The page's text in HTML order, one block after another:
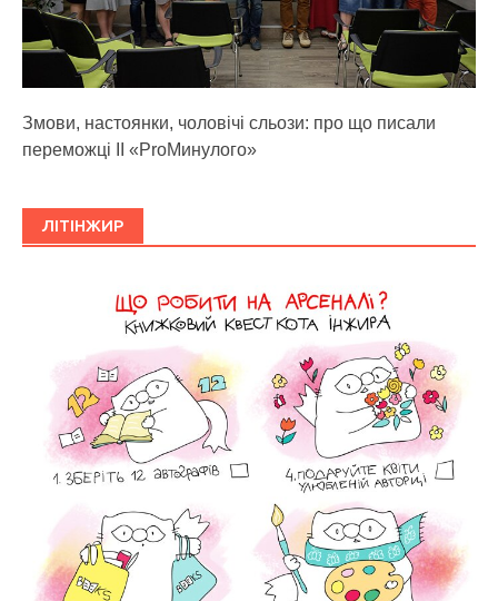
Змови, настоянки, чоловічі сльози: про що писали
переможці ІІ «ProМинулого»
ЛІТІНЖИР